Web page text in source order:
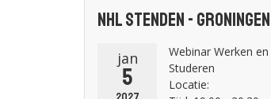
NHL Stenden - Groningen
jan
5
Webinar Werken en
Studeren
Locatie: